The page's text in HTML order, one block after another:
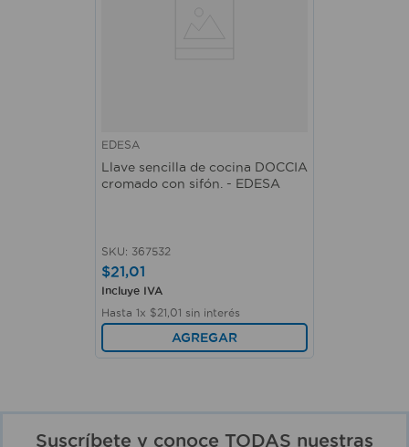
EDESA
Llave sencilla de cocina DOCCIA
cromado con sifón. - EDESA
SKU: 367532
$21,01
Incluye IVA
Hasta 1x $21 01 sin interés
AGREGAR
Suscríbete y conoce TODAS nuestras